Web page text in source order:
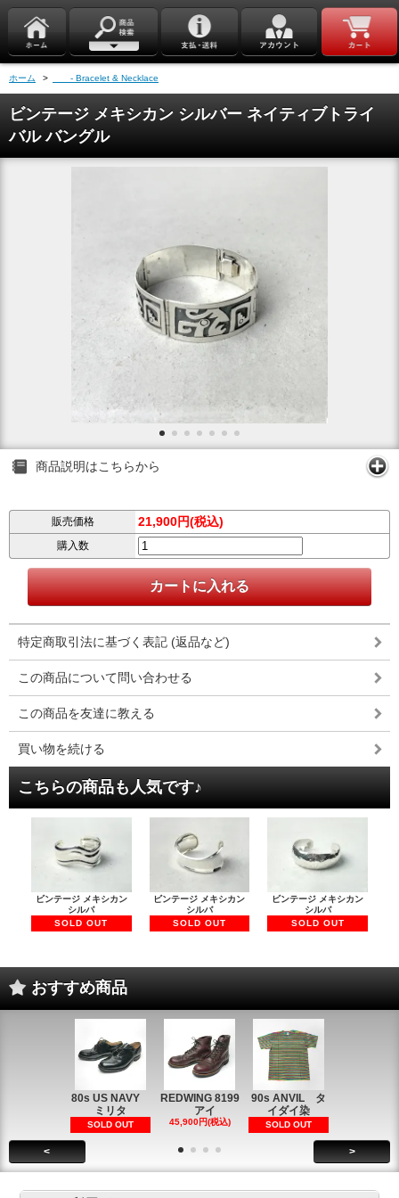
ホーム > - Bracelet & Necklace
ビンテージ メキシカン シルバー ネイティブトライ
バル バングル
商品説明はこちらから
販売価格 21,900円(税込)
購入数
特定商取引法に基づく表記 (返品など)
この商品について問い合わせる
この商品を友達に教える
買い物を続ける
こちらの商品も人気です♪
ビンテージ メキシカン
シルバ
SOLD OUT
ビンテージ メキシカン
シルバ
SOLD OUT
ビンテージ メキシカン
シルバ
SOLD OUT
おすすめ商品
80s US NAVY
ミリタ
SOLD OUT
REDWING 8199
アイ
45,900円(税込)
90s ANVIL タ
イダイ染
SOLD OUT
< >